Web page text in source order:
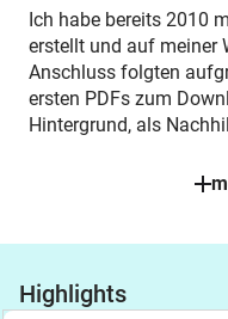
Ich habe bereits 2010
erstellt und auf meiner
Anschluss folgten
ersten PDFs zum
Hintergrund, als
Highlights